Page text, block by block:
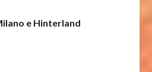
e Hinterland